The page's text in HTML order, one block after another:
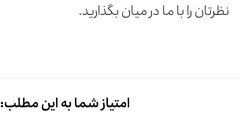
نظرتان را با ما در میان بگذارید.
امتیاز شما به این مطلب: